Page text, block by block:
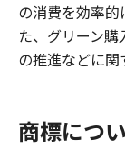
の消費を効率
た、グリーン
の推進などに関
商標につ